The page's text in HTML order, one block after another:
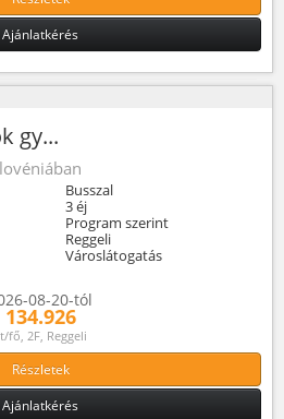
Ajánlatkérés
gy...
Busszal
3 éj
Program szerint
Reggeli
Városlátogatás
08-20-tól
134.926
fő, 2F, Reggeli
Részletek
Ajánlatkérés